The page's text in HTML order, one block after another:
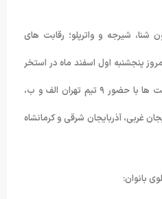
شیرجه و واترپلو؛ رقابت های
پنجشنبه اول اسفند ماه در استخر
قهرمانی آزادی برگزار شد. این رقابت ها با حضور ۹ تیم تهران الف و ب،
غربی، آذربایجان شرقی و کرمانشاه
بانوان: